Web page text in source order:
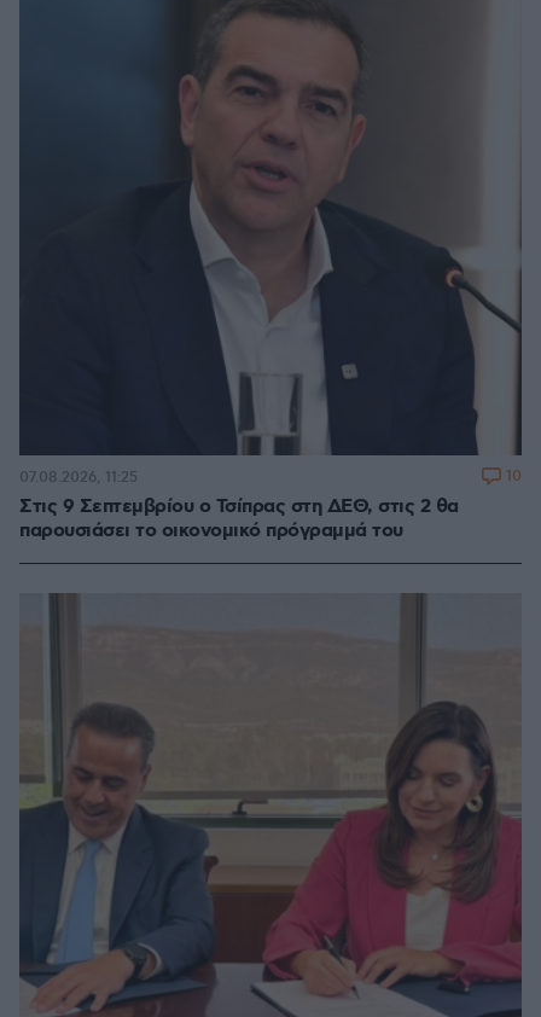
Στις 9 Σεπτεμβρίου ο Τσίπρας στη ΔΕΘ, στις 2 θα
παρουσιάσει το οικονομικό πρόγραμμά του
07.08.2026, 11:25 10